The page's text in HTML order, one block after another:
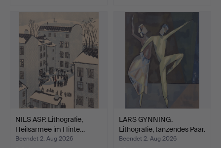
NILS ASP. Lithografie,
Heilsarmee im Hinte…
Beendet 2. Aug 2026
LARS GYNNING.
Lithografie, tanzendes Paar.
Beendet 2. Aug 2026